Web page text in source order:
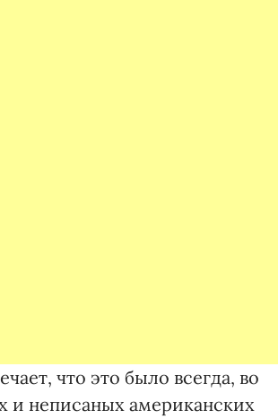
что это было всегда, во
и неписаных американских